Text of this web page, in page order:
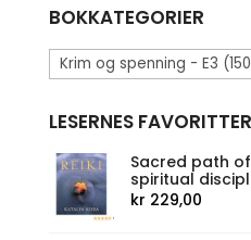
BOKKATEGORIER
LESERNES FAVORITTER
Sacred path
spiritual
kr 229,00